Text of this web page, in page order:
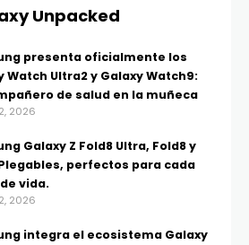
Unpacked
presenta oficialmente los
Watch Ultra2 y Galaxy Watch9:
de salud en la muñeca
2026
Galaxy Z Fold8 Ultra, Fold8 y
perfectos para cada
vida.
2026
integra el ecosistema Galaxy